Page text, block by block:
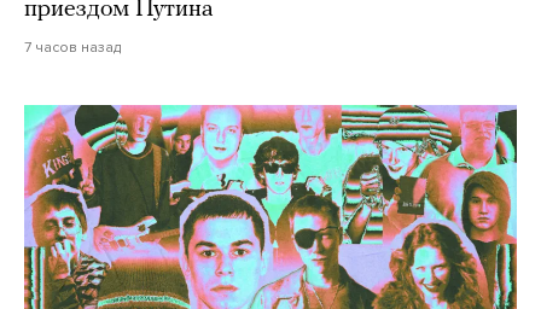
приездом Путина
7 часов назад